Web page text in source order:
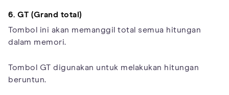
6. GT (Grand total)
Tombol ini akan memanggil total semua hitungan
dalam memori.
Tombol GT digunakan untuk melakukan hitungan
beruntun.